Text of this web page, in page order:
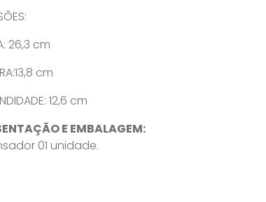
26,3 cm
cm
12,6 cm
E EMBALAGEM:
01 unidade.